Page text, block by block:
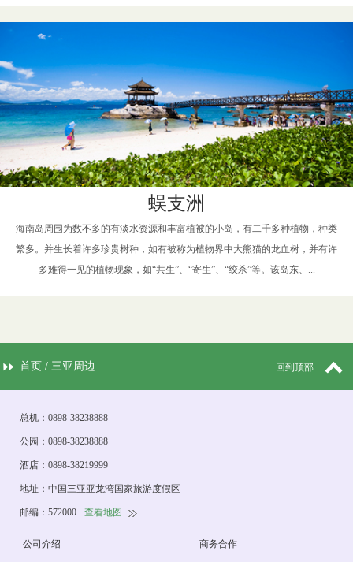
蜈支洲
海南岛周围为数不多的有淡水资源和丰富植被的小岛，有二千多种植物，种类
繁多。并生长着许多珍贵树种，如有被称为植物界中大熊猫的龙血树，并有许
多难得一见的植物现象，如“共生”、“寄生”、“绞杀”等。该岛东、...
首页 / 三亚周边 回到顶部
总机：0898-38238888
公园：0898-38238888
酒店：0898-38219999
地址：中国三亚亚龙湾国家旅游度假区
邮编：572000 查看地图
公司介绍 商务合作